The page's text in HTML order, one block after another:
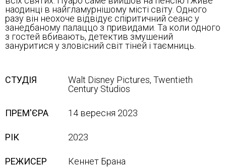
наодинці в найгламурнішому місті світу. Одного
разу він неохоче відвідує спіритичний сеанс у
занедбаному палаццо з привидами. Та коли одного
з гостей вбивають, детектив змушений
зануритися у зловісний світ тіней і таємниць.
СТУДІЯ
Walt Disney Pictures, Twentieth
Century Studios
ПРЕМ'ЄРА 14 вересня 2023
РІК 2023
РЕЖИСЕР Кеннет Брана